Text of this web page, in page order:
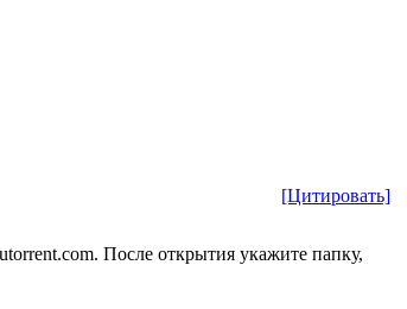
[Цитировать]
После открытия укажите папку,